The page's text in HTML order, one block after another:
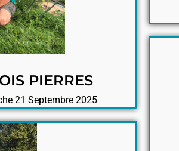
PIERRES
21 Septembre 2025